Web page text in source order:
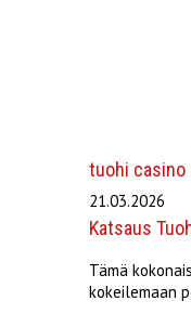
tuohi casino
21.03.2026
Katsaus
Tämä
kokeilemaan